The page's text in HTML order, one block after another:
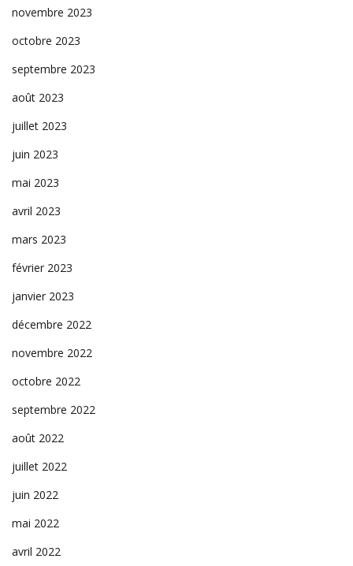
novembre 2023
octobre 2023
septembre 2023
août 2023
juillet 2023
juin 2023
mai 2023
avril 2023
mars 2023
février 2023
janvier 2023
décembre 2022
novembre 2022
octobre 2022
septembre 2022
août 2022
juillet 2022
juin 2022
mai 2022
avril 2022